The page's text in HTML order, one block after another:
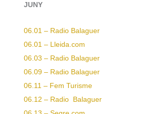
JUNY
06.01 – Radio Balaguer
06.01 – Lleida.com
06.03 – Radio Balaguer
06.09 – Radio Balaguer
06.11 – Fem Turisme
06.12 – Radio Balaguer